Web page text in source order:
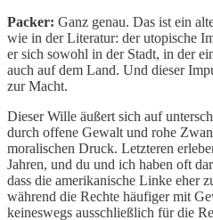
Packer: Ganz genau. Das ist ein
wie in der Literatur: der utopische
er sich sowohl in der Stadt, in der
auch auf dem Land. Und dieser
zur Macht.
Dieser Wille äußert sich auf
durch offene Gewalt und rohe
moralischen Druck. Letzteren
Jahren, und du und ich haben oft
dass die amerikanische Linke eher
während die Rechte häufiger mit
keineswegs ausschließlich für die